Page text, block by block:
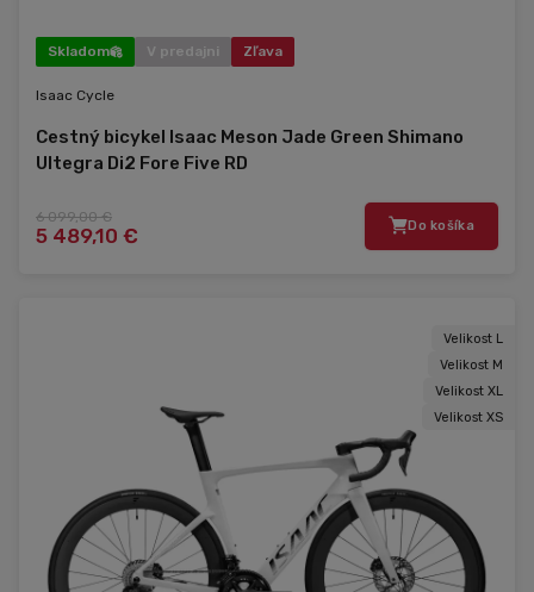
Skladom V predajni Zľava
Isaac Cycle
Cestný bicykel Isaac Meson Jade Green Shimano
Ultegra Di2 Fore Five RD
6 099,00 €
5 489,10 € Do košíka
Velikost L
Velikost M
Velikost XL
Velikost XS